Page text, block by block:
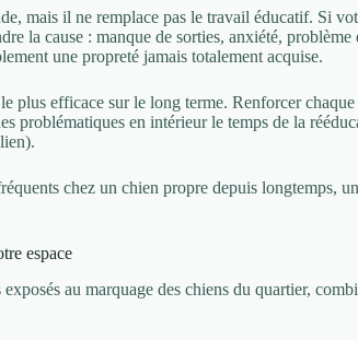
mais il ne remplace pas le travail éducatif. Si
la cause : manque de sorties, anxiété,
une propreté jamais totalement acquise.
plus efficace sur le long terme. Renforcer
problématiques en intérieur le temps de la
chez un chien propre depuis longtemps,
espace
au marquage des chiens du quartier,